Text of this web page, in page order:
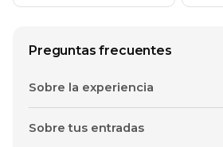
Preguntas frecuentes
Sobre la experiencia
Sobre tus entradas